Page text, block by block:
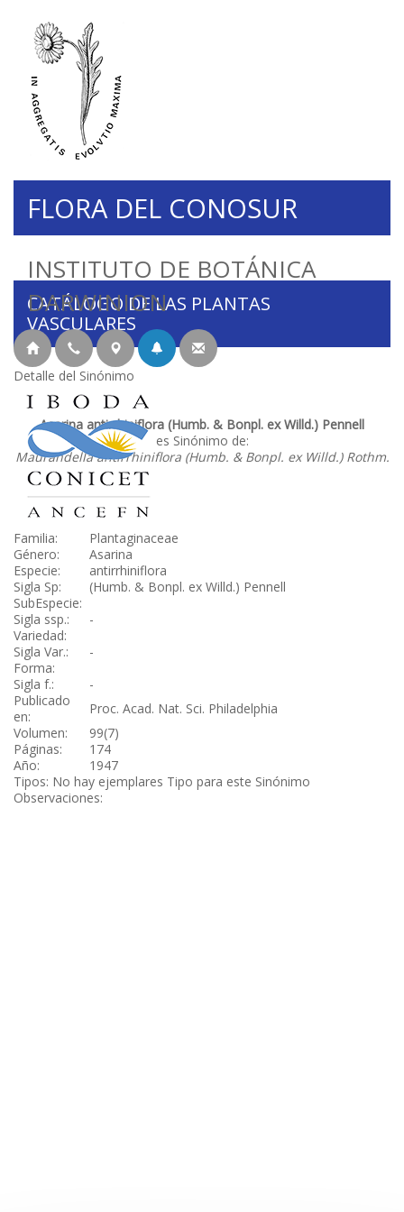
INSTITUTO DE BOTÁNICA
DARWINION
FLORA DEL CONOSUR
CATÁLOGO DE LAS PLANTAS
VASCULARES
Detalle del Sinónimo
Asarina antirrhiniflora (Humb. & Bonpl. ex Willd.) Pennell
es Sinónimo de:
Maurandella antirrhiniflora (Humb. & Bonpl. ex Willd.) Rothm.
Familia:
Plantaginaceae
Género:
Asarina
Especie:
antirrhiniflora
Sigla Sp:
(Humb. & Bonpl. ex Willd.) Pennell
SubEspecie:
Sigla ssp.:
-
Variedad:
Sigla Var.:
-
Forma:
Sigla f.:
-
Publicado
en:
Proc. Acad. Nat. Sci. Philadelphia
Volumen:
99(7)
Páginas:
174
Año:
1947
Tipos: No hay ejemplares Tipo para este Sinónimo
Observaciones: